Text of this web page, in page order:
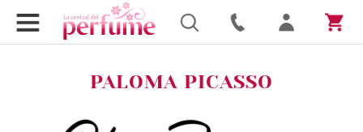
PALOMA PICASSO